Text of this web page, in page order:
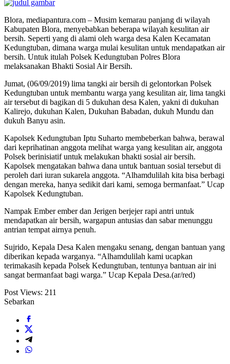
Blora, mediapantura.com – Musim kemarau panjang di wilayah
Kabupaten Blora, menyebabkan beberapa wilayah kesulitan air
bersih. Seperti yang di alami oleh warga desa Kalen Kecamatan
Kedungtuban, dimana warga mulai kesulitan untuk mendapatkan air
bersih. Untuk itulah Polsek Kedungtuban Polres Blora
melaksanakan Bhakti Sosial Air Bersih.
Jumat, (06/09/2019) lima tangki air bersih di gelontorkan Polsek
Kedungtuban untuk membantu warga yang kesulitan air, lima tangki
air tersebut di bagikan di 5 dukuhan desa Kalen, yakni di dukuhan
Kalirejo, dukuhan Kalen, Dukuhan Babadan, dukuh Mundu dan
dukuh Banyu asin.
Kapolsek Kedungtuban Iptu Suharto membeberkan bahwa, berawal
dari keprihatinan anggota melihat warga yang kesulitan air, anggota
Polsek berinisiatif untuk melakukan bhakti sosial air bersih.
Kapolsek mengatakan bahwa dana untuk bantuan sosial tersebut di
peroleh dari iuran sukarela anggota. “Alhamdulilah kita bisa berbagi
dengan mereka, hanya sedikit dari kami, semoga bermanfaat.” Ucap
Kapolsek Kedungtuban.
Nampak Ember ember dan Jerigen berjejer rapi antri untuk
mendapatkan air bersih, wargapun antusias dan sabar menunggu
antrian tempat airnya penuh.
Sujrido, Kepala Desa Kalen mengaku senang, dengan bantuan yang
diberikan kepada warganya. “Alhamdulilah kami ucapkan
terimakasih kepada Polsek Kedungtuban, tentunya bantuan air ini
sangat bermanfaat bagi warga.” Ucap Kepala Desa.(ar/red)
Post Views: 211
Sebarkan